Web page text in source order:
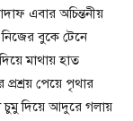
এবার অচিন্তনীয়
বুকে টেনে
মাথায় হাত
পেয়ে পৃথার
চুমু দিয়ে আদুরে গলায়